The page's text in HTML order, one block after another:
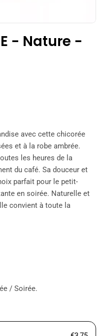
- Nature -
avec cette chicorée
et à la robe ambrée.
les heures de la
du café. Sa douceur et
parfait pour le petit-
en soirée. Naturelle et
convient à toute la
/ Soirée.